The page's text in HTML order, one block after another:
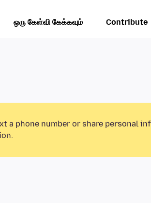
ஒரு கேள்வி கேக்கவும் Contribute
a phone number or share personal